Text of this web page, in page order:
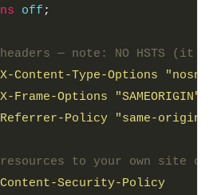
off
X-Content-Type-Options
X-Frame-Options "SAMEORIGIN"
Referrer-Policy "same-origin"
Content-Security-Policy